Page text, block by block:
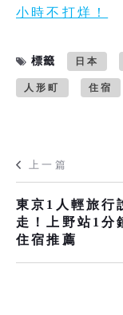
小時不打烊！
標籤 日本
人形町 住宿
上一篇
東京1人輕旅行
走！上野站1分
住宿推薦